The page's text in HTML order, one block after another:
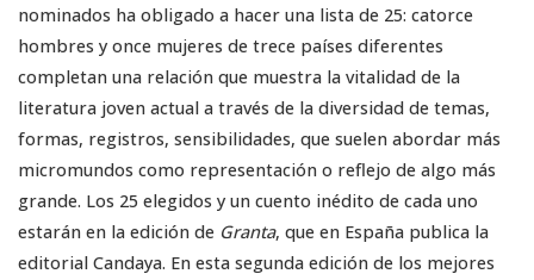
nominados ha obligado a hacer una lista de 25: catorce
hombres y once mujeres de trece países diferentes
completan una relación que muestra la vitalidad de la
literatura joven actual a través de la diversidad de temas,
formas, registros, sensibilidades, que suelen abordar más
micromundos como representación o reflejo de algo más
grande. Los 25 elegidos y un cuento inédito de cada uno
estarán en la edición de Granta, que en España publica la
editorial Candaya. En esta segunda edición de los mejores